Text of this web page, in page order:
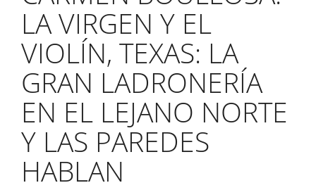
LA VIRGEN Y EL
VIOLÍN, TEXAS: LA
GRAN LADRONERÍA
EN EL LEJANO NORTE
Y LAS PAREDES
HABLAN